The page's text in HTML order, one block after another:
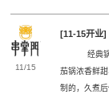
11/15
[11-15开业]
经典
茄锅浓香鲜
制的，久煮